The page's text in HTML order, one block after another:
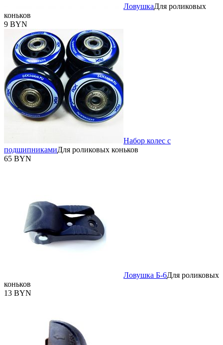
ЛовушкаДля роликовых
коньков
9 BYN
Набор колес с
подшипникамиДля роликовых коньков
65 BYN
Ловушка Б-6Для роликовых
коньков
13 BYN